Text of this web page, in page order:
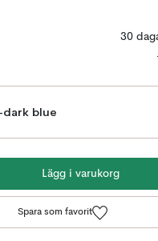
30
blue
Lägg i varukorg
Spara som favorit